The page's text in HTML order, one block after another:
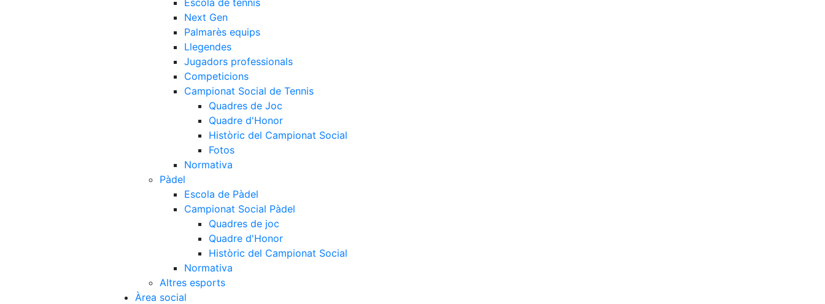
Escola de tennis
Next Gen
Palmarès equips
Llegendes
Jugadors professionals
Competicions
Campionat Social de Tennis
Quadres de Joc
Quadre d'Honor
Històric del Campionat Social
Fotos
Normativa
Pàdel
Escola de Pàdel
Campionat Social Pàdel
Quadres de joc
Quadre d'Honor
Històric del Campionat Social
Normativa
Altres esports
Àrea social